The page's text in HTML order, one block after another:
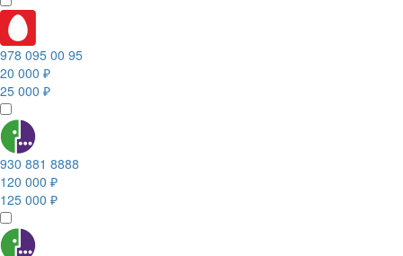
978 095 00 95
20 000 ₽
25 000 ₽
930 881 8888
120 000 ₽
125 000 ₽